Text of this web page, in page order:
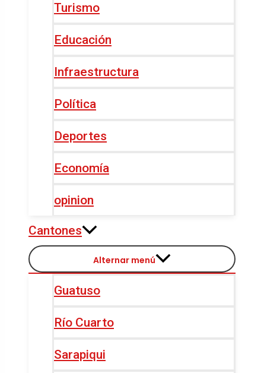
Turismo
Educación
Infraestructura
Política
Deportes
Economía
opinion
Cantones
Alternar menú
Guatuso
Río Cuarto
Sarapiqui